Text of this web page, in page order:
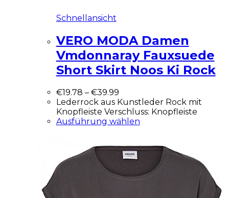
Schnellansicht
VERO MODA Damen
Vmdonnaray Fauxsuede
Short Skirt Noos Ki Rock
€19.78 – €39.99
Lederrock aus Kunstleder Rock mit
Knopfleiste Verschluss: Knopfleiste
Ausführung wählen